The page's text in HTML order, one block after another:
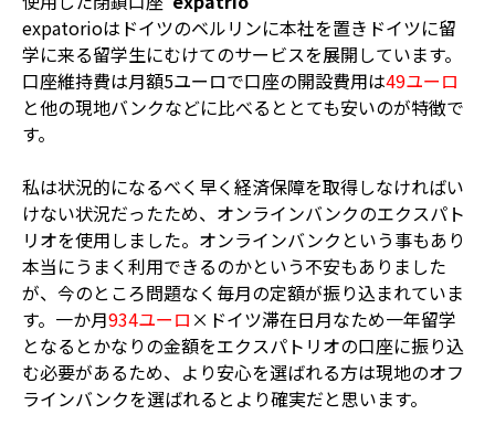
expatorioはドイツのベルリンに本社を置きドイツに留
学に来る留学生にむけてのサービスを展開しています。
口座維持費は月額5ユーロで口座の開設費用は49ユーロ
と他の現地バンクなどに比べるととても安いのが特徴で
す。
私は状況的になるべく早く経済保障を取得しなければい
けない状況だったため、オンラインバンクのエクスパト
リオを使用しました。オンラインバンクという事もあり
本当にうまく利用できるのかという不安もありました
が、今のところ問題なく毎月の定額が振り込まれていま
す。一か月934ユーロ ×ドイツ滞在日月なため一年留学
となるとかなりの金額をエクスパトリオの口座に振り込
む必要があるため、より安心を選ばれる方は現地のオフ
ラインバンクを選ばれるとより確実だと思います。